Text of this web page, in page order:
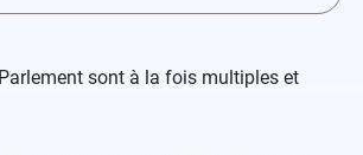
sont à la fois multiples et